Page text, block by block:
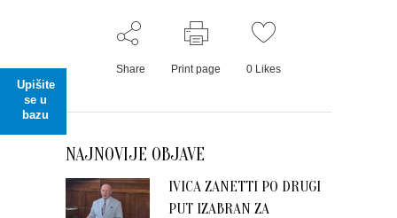
Upišite
se u
bazu
Share Print page 0 Likes
NAJNOVIJE OBJAVE
IVICA ZANETTI PO DRUGI
PUT IZABRAN ZA